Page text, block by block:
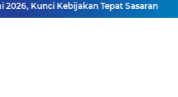
Kunci Kebijakan Tepat Sasaran